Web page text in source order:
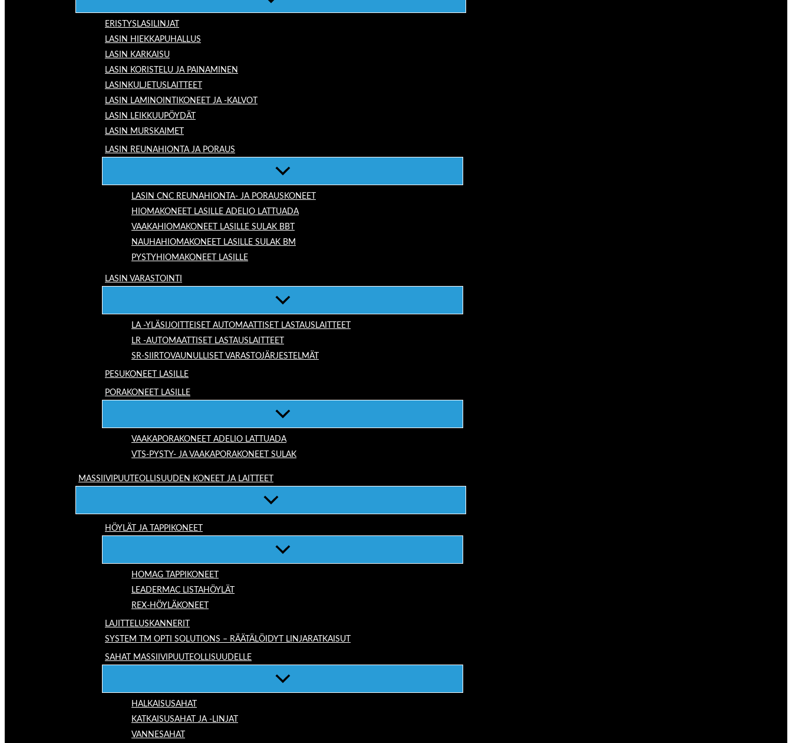
ERISTYSLASILINJAT
LASIN HIEKKAPUHALLUS
LASIN KARKAISU
LASIN KORISTELU JA PAINAMINEN
LASINKULJETUSLAITTEET
LASIN LAMINOINTIKONEET JA -KALVOT
LASIN LEIKKUUPÖYDÄT
LASIN MURSKAIMET
LASIN REUNAHIONTA JA PORAUS
LASIN CNC REUNAHIONTA- JA PORAUSKONEET
HIOMAKONEET LASILLE ADELIO LATTUADA
VAAKAHIOMAKONEET LASILLE SULAK BBT
NAUHAHIOMAKONEET LASILLE SULAK BM
PYSTYHIOMAKONEET LASILLE
LASIN VARASTOINTI
LA -YLÄSIJOITTEISET AUTOMAATTISET LASTAUSLAITTEET
LR -AUTOMAATTISET LASTAUSLAITTEET
SR-SIIRTOVAUNULLISET VARASTOJÄRJESTELMÄT
PESUKONEET LASILLE
PORAKONEET LASILLE
VAAKAPORAKONEET ADELIO LATTUADA
VTS-PYSTY- JA VAAKAPORAKONEET SULAK
MASSIIVIPUUTEOLLISUUDEN KONEET JA LAITTEET
HÖYLÄT JA TAPPIKONEET
HOMAG TAPPIKONEET
LEADERMAC LISTAHÖYLÄT
REX-HÖYLÄKONEET
LAJITTELUSKANNERIT
SYSTEM TM OPTI SOLUTIONS – RÄÄTÄLÖIDYT LINJARATKAISUT
SAHAT MASSIIVIPUUTEOLLISUUDELLE
HALKAISUSAHAT
KATKAISUSAHAT JA -LINJAT
VANNESAHAT